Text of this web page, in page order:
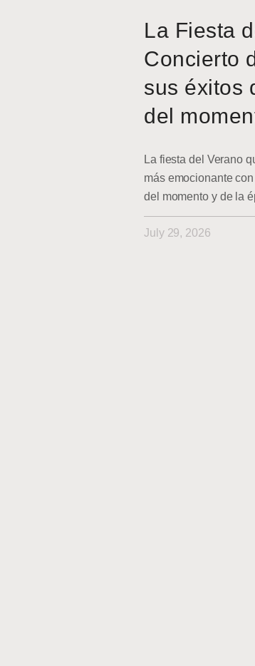
La Fiesta
Concierto
sus éxitos
del
La fiesta del Verano
más emocionante
del momento y de la
July 29, 2026